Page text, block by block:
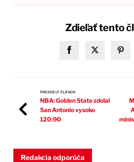
Zdieľať tento
PREDOŠLÝ ČLÁNOK
NBA: Golden State zdolal
San Antonio vysoko
120:90
Redakcia odporúča